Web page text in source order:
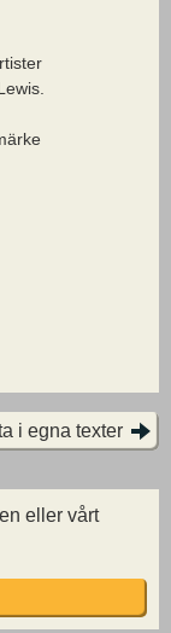
i egna texter
eller vårt